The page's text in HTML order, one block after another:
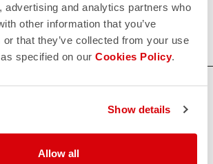
advertising and analytics partners who
other information that you’ve
or that they’ve collected from your use
specified on our Cookies Policy.
Show details
Allow all
information? Contact us at
nodig hebt, maak je geen